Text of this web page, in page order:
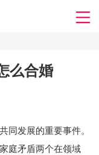
么合婚
同发展的重要事件。
庭矛盾两个在领域